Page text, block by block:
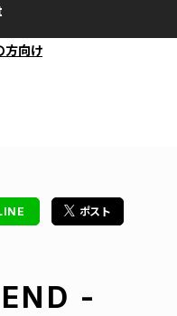
方向け
ポスト
-